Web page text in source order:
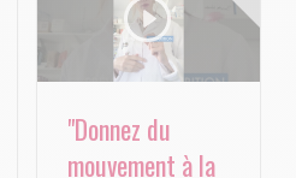
"Donnez du
mouvement à la